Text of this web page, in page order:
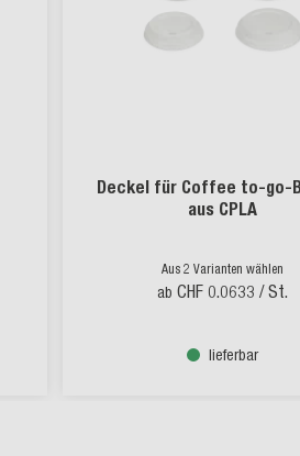
Deckel für Coffee to-go-
aus CPLA
Aus 2 Varianten wählen
ab CHF 0.0633 / St.
lieferbar